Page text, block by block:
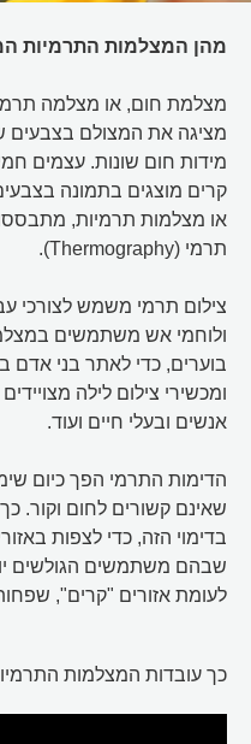
מהן המצלמות התרמיות
מציגה את המצולם בצבעים
מידות חום שונות. עצמים
קרים מוצגים בתמונה
או מצלמות תרמיות,
תרמי (Thermography).
צילום תרמי משמש לצורכי
ולוחמי אש משתמשים
בוערים, כדי לאתר בני
ומכשירי צילום לילה
אנשים ובעלי חיים ועוד.
הדימות התרמי הפך כיום
שאינם קשורים לחום וקור.
בדימוי הזה, כדי לצפות
שבהם משתמשים הגולשים
לעומת אזורים "קרים",
כך עובדות המצלמות